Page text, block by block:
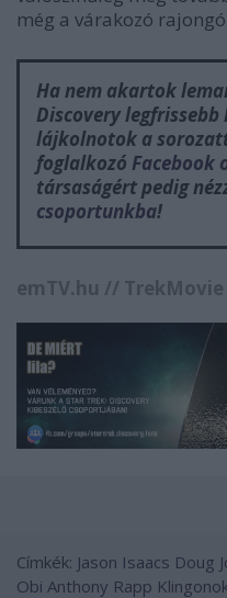
még a várakozó
Ha nem akartok
Discovery legfrissebb
lájkolnotok a
foglalkozó Facebook
társaságért pedig
csoportunkba!
emTV.hu // TrekMovie
Címkék: Jason Isaacs Doug
Obi Anthony Rapp